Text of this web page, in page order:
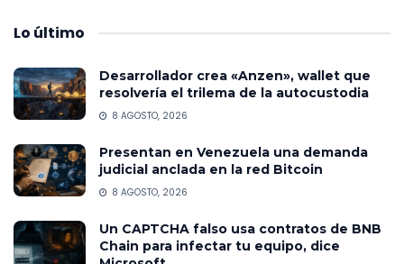
Lo último
Desarrollador crea «Anzen», wallet que
resolvería el trilema de la autocustodia
8 AGOSTO, 2026
Presentan en Venezuela una demanda
judicial anclada en la red Bitcoin
8 AGOSTO, 2026
Un CAPTCHA falso usa contratos de BNB
Chain para infectar tu equipo, dice